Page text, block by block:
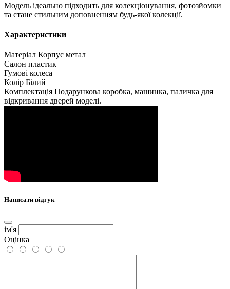
Модель ідеально підходить для колекціонування, фотозйомки
та стане стильним доповненням будь-якої колекції.
Характеристики
Матеріал Корпус метал
Салон пластик
Гумові колеса
Колір Білий
Комплектація Подарункова коробка, машинка, паличка для
відкривання дверей моделі.
Написати відгук
ім'я
Оцінка